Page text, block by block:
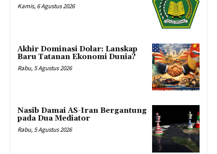
Kamis, 6 Agustus 2026
Akhir Dominasi Dolar: Lanskap
Baru Tatanan Ekonomi Dunia?
Rabu, 5 Agustus 2026
Nasib Damai AS-Iran Bergantung
pada Dua Mediator
Rabu, 5 Agustus 2026